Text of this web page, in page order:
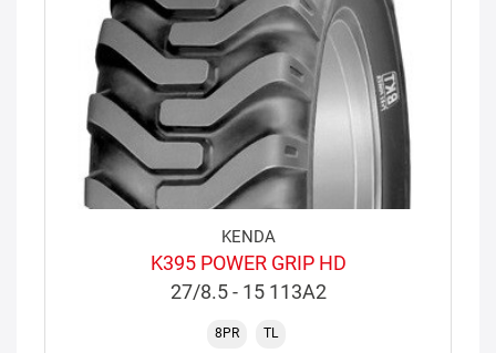
KENDA
K395 POWER GRIP HD
27/8.5 - 15 113A2
8PR TL